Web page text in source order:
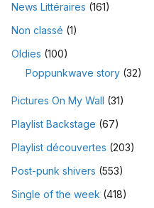
News Littéraires (161)
Non classé (1)
Oldies (100)
Poppunkwave story (32)
Pictures On My Wall (31)
Playlist Backstage (67)
Playlist découvertes (203)
Post-punk shivers (553)
Single of the week (418)